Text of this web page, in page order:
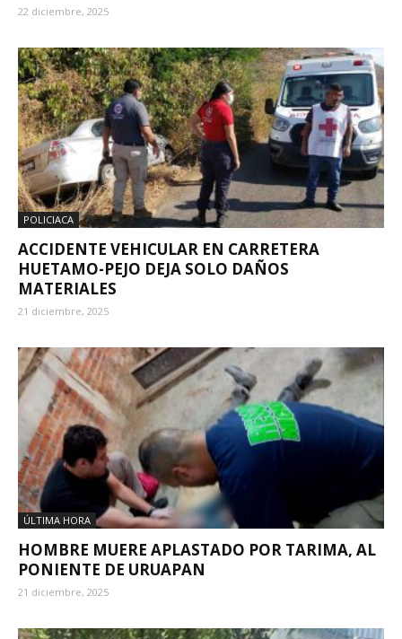
22 diciembre, 2025
POLICIACA
ACCIDENTE VEHICULAR EN CARRETERA
HUETAMO-PEJO DEJA SOLO DAÑOS
MATERIALES
21 diciembre, 2025
ÚLTIMA HORA
HOMBRE MUERE APLASTADO POR TARIMA, AL
PONIENTE DE URUAPAN
21 diciembre, 2025